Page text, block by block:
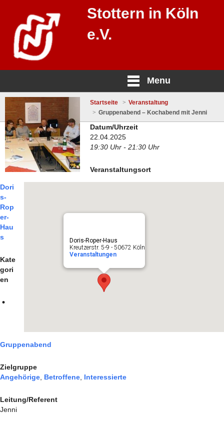
Stottern in Köln
e.V.
Menu
Startseite
Veranstaltung
Gruppenabend – Kochabend mit Jenni
Doris-Roper-Haus
Kreutzerstr. 5-9 - 50672 Köln
Veranstaltungen
Datum/Uhrzeit
22.04.2025
19:30 Uhr - 21:30 Uhr
Veranstaltungsort
Dori
s-
Rop
er-
Hau
s
Kate
gori
en
Gruppenabend
Zielgruppe
Angehörige Betroffene Interessierte
Leitung/Referent
Jenni